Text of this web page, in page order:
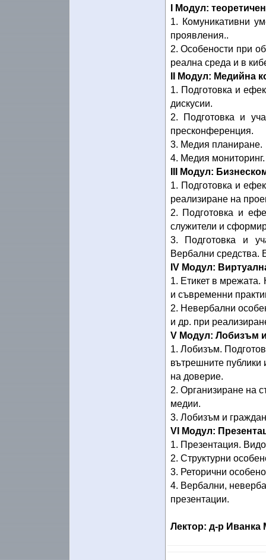
І Модул:
1. Комуникативни
проявления..
2. Особености при
реална среда и в
ІІ Модул: Медийна
1. Подготовка и
дискусии.
2. Подготовка и
пресконференция.
3. Медия планиране.
4. Медия мониторинг.
ІІІ Модул:
1. Подготовка и
реализиране на
2. Подготовка и
служители и
3. Подготовка и
Вербални средства.
ІV Модул:
1. Етикет в
и съвременни
2. Невербални
и др. при
V Модул: Лобизъм
1. Лобизъм.
вътрешните публики
на доверие.
2. Организиране на
медии.
3. Лобизъм и
VІ Модул:
1. Презентация.
2. Структурни
3. Реторични
4. Вербални,
презентации.
Лектор: д-р Иванка